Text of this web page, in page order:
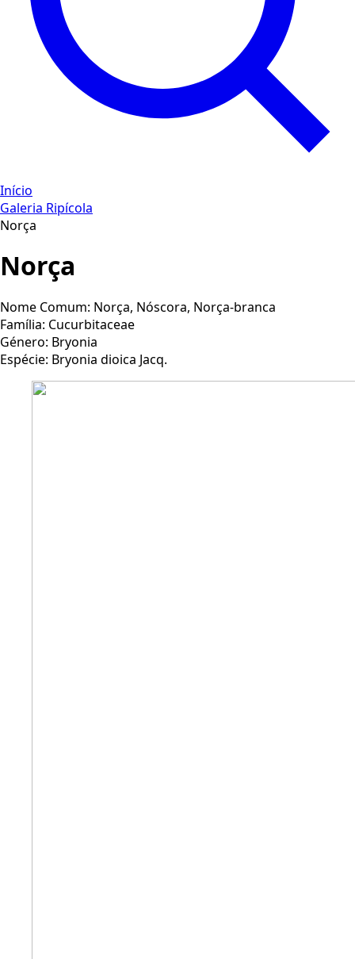
Início
Galeria Ripícola
Norça
Norça
Nome Comum: Norça, Nóscora, Norça-branca
Família: Cucurbitaceae
Género: Bryonia
Espécie: Bryonia dioica Jacq.